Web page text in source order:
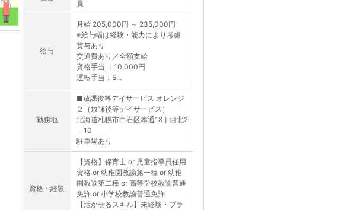
員
給与
月給 205,000円 ～ 235,000円
※給与幅は経験・能力により考慮
賞与あり
交通費あり／全額支給
資格手当 ：10,000円
運転手当：5...
勤務地
■放課後等デイサービス オレンジ
２（放課後等デイサービス）
北海道札幌市白石区本通18丁目北2
－10
駐車場あり
資格・経験
【資格】保育士 or 児童指導員任用
資格 or 幼稚園教諭第一種 or 幼稚
園教諭第二種 or 高等学校教諭普通
免許 or 小学校教諭普通免許
【活かせるスキル】未経験・ブラ